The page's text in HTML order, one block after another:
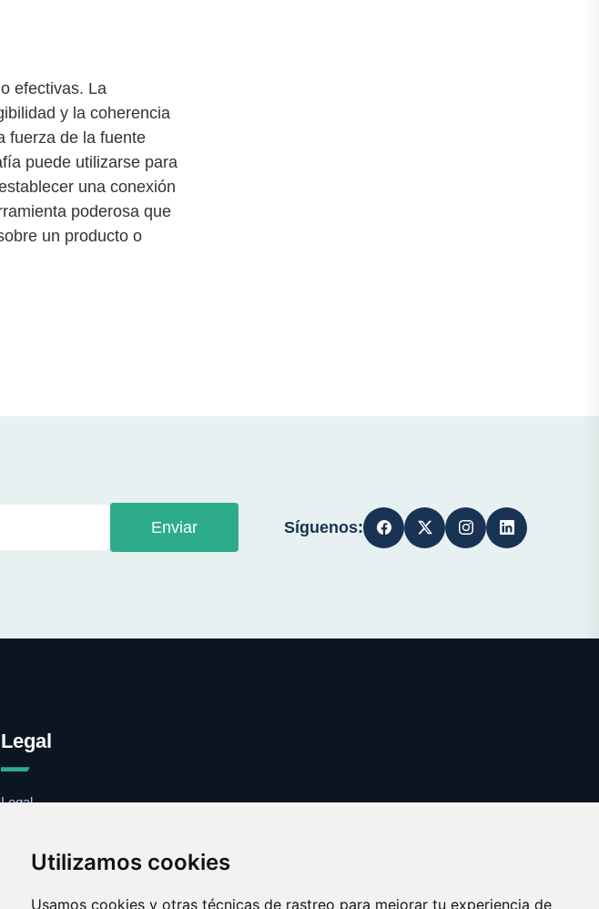
Utilizamos cookies
Usamos cookies y otras técnicas de rastreo para mejorar tu experiencia de
efectivas. La
y la coherencia
fuerza de la fuente
puede utilizarse para
una conexión
poderosa que
un producto o
Enviar Síguenos:
Legal
Legal
Contacto